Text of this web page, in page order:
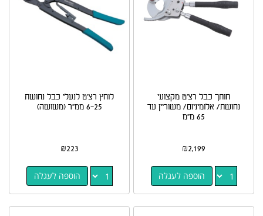
חותך כבל רצ'ט מקצועי
נחושת/ אלומיניום/ משוריין עד
65 מ"מ
₪2,199
הוספה לעגלה
לוחץ רצ'ט לנעלי כבל נחושת
6-25 ממ"ר (משושה)
₪223
הוספה לעגלה